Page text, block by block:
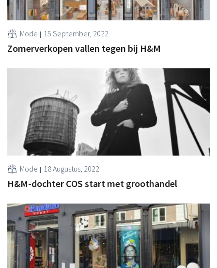
Mode 15 September, 2022
Zomerverkopen vallen tegen bij H&M
Mode 18 Augustus, 2022
H&M-dochter COS start met groothandel